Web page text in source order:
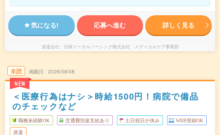
気になる! 応募へ進む 詳しく見る
派遣会社 日研トータルソーシング株式会社 メディカルケア事業部
未読
NEW
掲載日 2026/08/08
＜医療行為はナシ＞時給1500円！病院で備品
のチェックなど
職種未経験OK 交通費別途支給あり 土日祝日が休み WEB登録OK
派遣